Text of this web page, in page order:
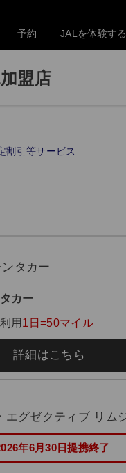
予約 JALを体験する
盟店
割引等サービス
カー
用 1日=50マイル
詳細はこちら
年6月30日提携終了